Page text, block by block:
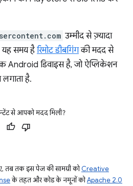
उम्मीद से ज़्यादा
यह समय है रिमोट डीबगिंगकी मदद से
Android डिवाइस है, जो ऐप्लिकेशन
है.
से आपको मदद मिली?
तक इस पेज की सामग्री कोCreative
के तहत और कोड के नमूनों कोApache 2.0